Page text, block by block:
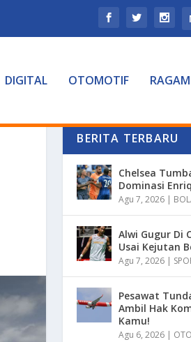
DIGITAL OTOMOTIF RAGAM
BERITA TERBARU
Chelsea
Dominasi
Agu 7, 2026 |
Alwi Gugur Di
Usai Kejutan
Agu 7, 2026 |
Pesawat
Ambil Hak
Kamu!
Agu 6, 2026 |